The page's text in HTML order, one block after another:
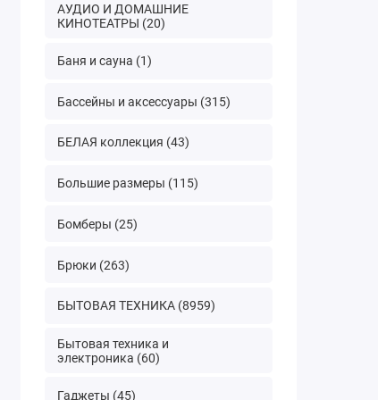
АУДИО И ДОМАШНИЕ
КИНОТЕАТРЫ (20)
Баня и сауна (1)
Бассейны и аксессуары (315)
БЕЛАЯ коллекция (43)
Большие размеры (115)
Бомберы (25)
Брюки (263)
БЫТОВАЯ ТЕХНИКА (8959)
Бытовая техника и
электроника (60)
Гаджеты (45)